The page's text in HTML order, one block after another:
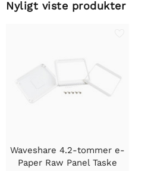
Nyligt viste produkter
Waveshare 4.2-tommer e-
Paper Raw Panel Taske